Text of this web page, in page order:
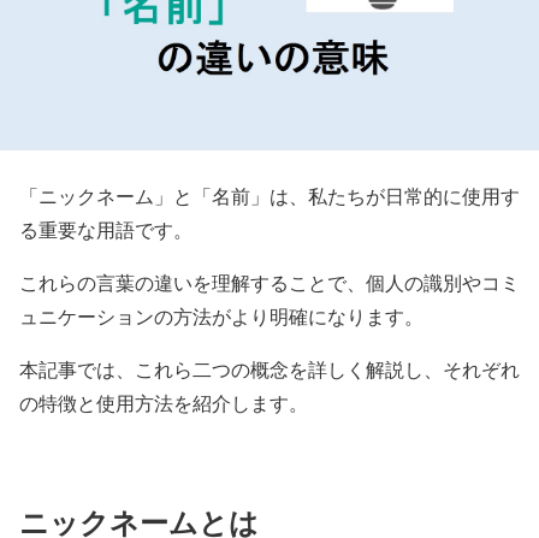
「ニックネーム」と「名前」は、私たちが日常的に使用す
る重要な用語です。
これらの言葉の違いを理解することで、個人の識別やコミ
ュニケーションの方法がより明確になります。
本記事では、これら二つの概念を詳しく解説し、それぞれ
の特徴と使用方法を紹介します。
ニックネームとは